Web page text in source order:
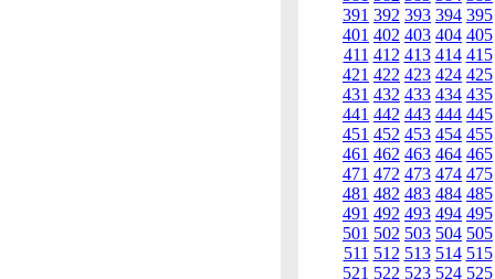
391 392 393 394 395
401 402 403 404 405
411 412 413 414 415
421 422 423 424 425
431 432 433 434 435
441 442 443 444 445
451 452 453 454 455
461 462 463 464 465
471 472 473 474 475
481 482 483 484 485
491 492 493 494 495
501 502 503 504 505
511 512 513 514 515
521 522 523 524 525